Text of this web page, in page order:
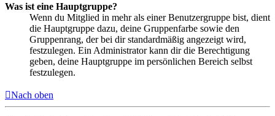
Was ist eine Hauptgruppe?
Wenn du Mitglied in mehr als einer Benutzergruppe bist, dient
die Hauptgruppe dazu, deine Gruppenfarbe sowie den
Gruppenrang, der bei dir standardmäßig angezeigt wird,
festzulegen. Ein Administrator kann dir die Berechtigung
geben, deine Hauptgruppe im persönlichen Bereich selbst
festzulegen.
Nach oben